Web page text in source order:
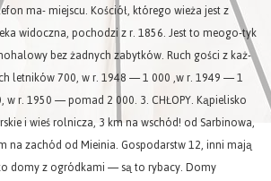
ma- miejscu. Kościół, którego wieża jest z
widoczna, pochodzi z r. 1856. Jest to meogo-tyk
bez żadnych zabytków. Ruch gości z każ-
letników 700, w r. 1948 — 1 000 ,w r. 1949 — 1
w r. 1950 — pomad 2 000. 3. CHŁOPY. Kąpielisko
i wieś rolnicza, 3 km na wschód! od Sarbinowa,
na zachód od Mieinia. Gospodarstw 12, inni mają
domy z ogródkami — są to rybacy. Domy